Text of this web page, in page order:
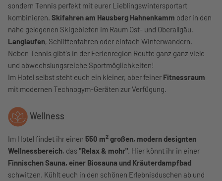
sondern Tennis perfekt mit eurer Lieblingswintersportart
kombinieren. Skifahren am Hausberg Hahnenkamm oder in den
nahe gelegenen Skigebieten im Raum Ost- und Oberallgäu,
Langlaufen, Schlittenfahren oder einfach Winterwandern.
Neben Tennis gibt`s in der Ferienregion Reutte ganz ganz viele
und abwechslungsreiche Sportmöglichkeiten!
Im Hotel selbst steht euch ein kleiner, aber feiner Fitnessraum
mit modernen Technogym-Geräten zur Verfügung.
Wellness
Im Hotel findet ihr einen 550 m2 großen, modern designten
Wellnessbereich, das"Relax & mohr". Hier könnt ihr in einer
Finnischen Sauna, einer Biosauna und Kräuterdampfbad
schwitzen. Kühlt euch in den schönen Erlebnisduschen ab und